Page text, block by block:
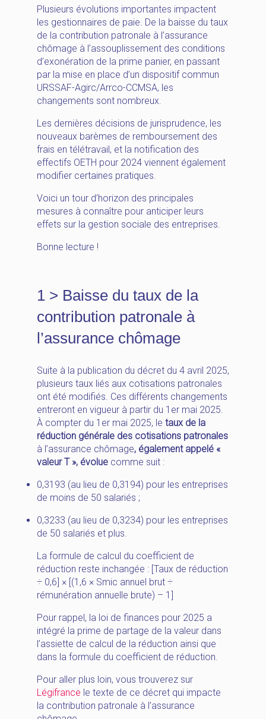
Plusieurs évolutions importantes impactent
les gestionnaires de paie. De la baisse du taux
de la contribution patronale à l’assurance
chômage à l’assouplissement des conditions
d’exonération de la prime panier, en passant
par la mise en place d’un dispositif commun
URSSAF-Agirc/Arrco-CCMSA, les
changements sont nombreux.
Les dernières décisions de jurisprudence, les
nouveaux barèmes de remboursement des
frais en télétravail, et la notification des
effectifs OETH pour 2024 viennent également
modifier certaines pratiques.
Voici un tour d’horizon des principales
mesures à connaître pour anticiper leurs
effets sur la gestion sociale des entreprises.
Bonne lecture !
1 > Baisse du taux de la
contribution patronale à
l’assurance chômage
Suite à la publication du décret du 4 avril 2025,
plusieurs taux liés aux cotisations patronales
ont été modifiés. Ces différents changements
entreront en vigueur à partir du 1er mai 2025.
À compter du 1er mai 2025, le taux de la
réduction générale des cotisations patronales
à l’assurance chômage, également appelé «
valeur T », évolue comme suit :
0,3193 (au lieu de 0,3194) pour les entreprises
de moins de 50 salariés ;
0,3233 (au lieu de 0,3234) pour les entreprises
de 50 salariés et plus.
La formule de calcul du coefficient de
réduction reste inchangée : [Taux de réduction
÷ 0,6] × [(1,6 × Smic annuel brut ÷
rémunération annuelle brute) – 1]
Pour rappel, la loi de finances pour 2025 a
intégré la prime de partage de la valeur dans
l’assiette de calcul de la réduction ainsi que
dans la formule du coefficient de réduction.
Pour aller plus loin, vous trouverez sur
Légifrance le texte de ce décret qui impacte
la contribution patronale à l’assurance